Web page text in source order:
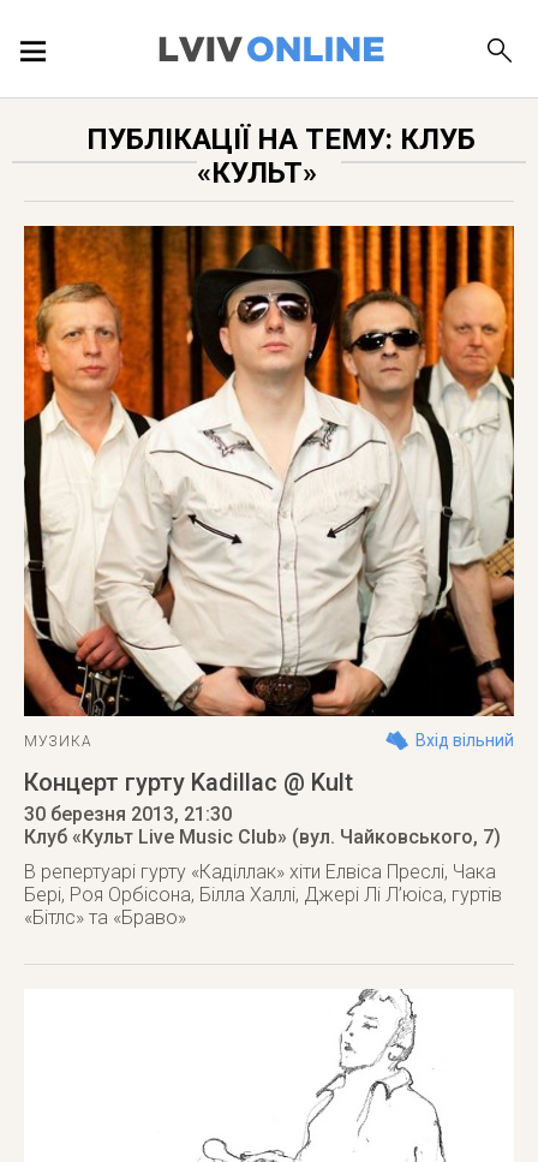
ПУБЛІКАЦІЇ
ДОВІДКА
ПУБЛІКАЦІЇ НА ТЕМУ: КЛУБ
«КУЛЬТ»
МУЗИКА Вхід вільний
Концерт гурту Kadillac @ Kult
30 березня 2013, 21:30
Клуб «Культ Live Music Club» (вул. Чайковського, 7)
В репертуарі гурту «Каділлак» хіти Елвіса Преслі, Чака
Бері, Роя Орбісона, Білла Халлі, Джері Лі Л’юіса, гуртів
«Бітлс» та «Браво»